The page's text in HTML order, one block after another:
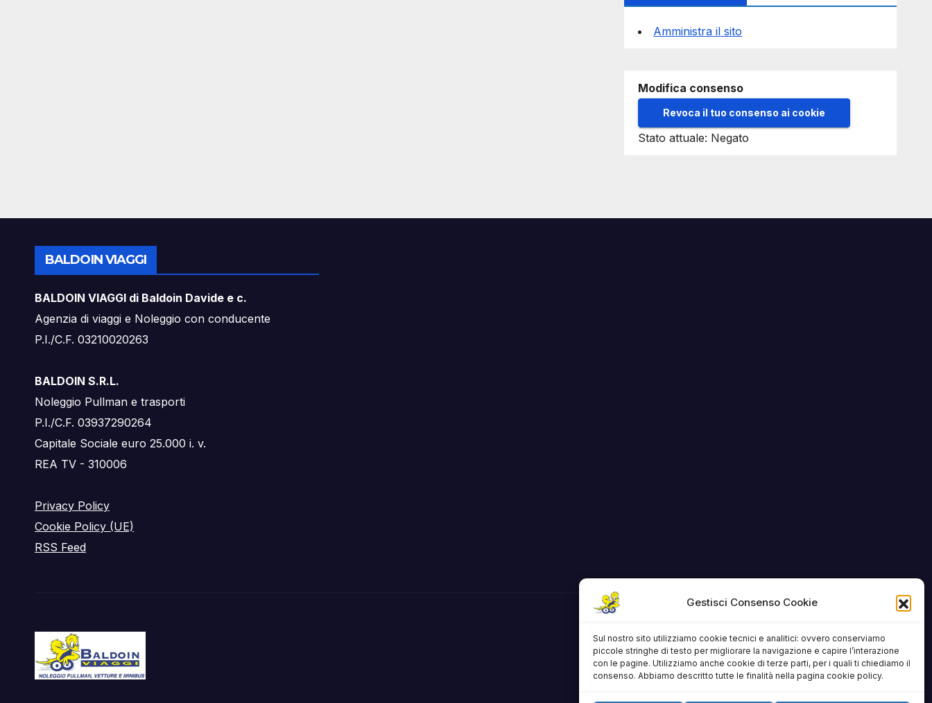
Gestisci Consenso Cookie
Sul nostro sito utilizziamo cookie tecnici e analitici: ovvero conserviamo
piccole stringhe di testo per migliorare la navigazione e capire l’interazione
con le pagine. Utilizziamo anche cookie di terze parti, per i quali ti chiediamo il
consenso. Abbiamo descritto tutte le finalità nella pagina cookie policy.
Amministra il sito
Modifica consenso
Revoca il tuo consenso ai cookie
Stato attuale: Negato
BALDOIN VIAGGI
BALDOIN VIAGGI di Baldoin Davide e c.
Agenzia di viaggi e Noleggio con conducente
P.I./C.F. 03210020263
BALDOIN S.R.L.
Noleggio Pullman e trasporti
P.I./C.F. 03937290264
Capitale Sociale euro 25.000 i. v.
REA TV - 310006
Privacy Policy
Cookie Policy (UE)
RSS Feed